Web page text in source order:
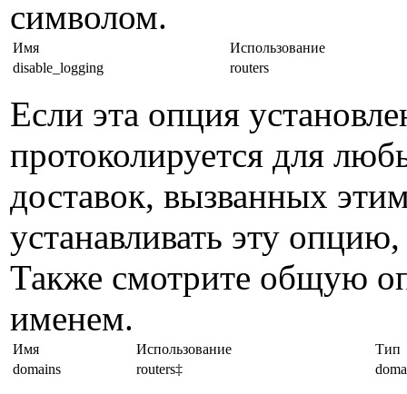
символом.
Имя
Использование
disable_logging
routers
Если эта опция
протоколируется для
доставок, вызванных
устанавливать эту
Также смотрите общую
именем.
Имя Использование
Тип
domains
routers‡